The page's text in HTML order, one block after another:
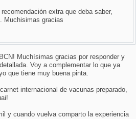
extra que deba saber,
Muchisimas gracias
Muchísimas gracias por responder y
Voy a complementar lo que ya
que tiene muy buena pinta.
internacional de vacunas preparado,
y cuando vuelva comparto la experiencia